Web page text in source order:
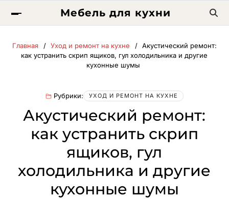
Мебель для кухни
Главная Уход и ремонт на кухне
Акустический ремонт:
как устранить скрип ящиков, гул холодильника и другие
кухонные шумы
Рубрики: УХОД И РЕМОНТ НА КУХНЕ
Акустический ремонт:
как устранить скрип
ящиков, гул
холодильника и другие
кухонные шумы